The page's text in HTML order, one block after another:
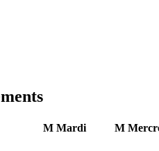
M Mardi M